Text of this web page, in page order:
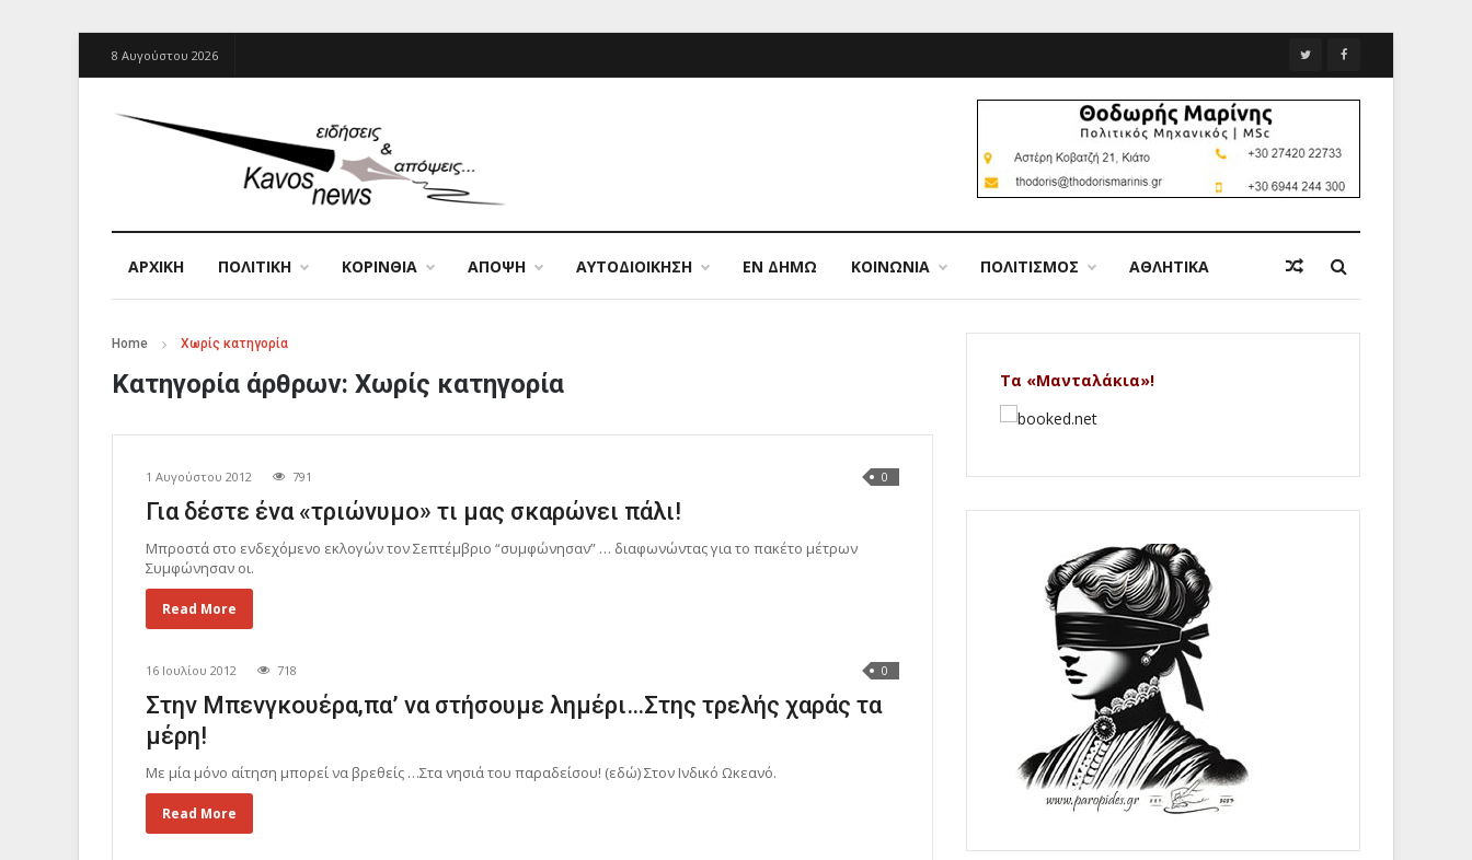
8 Αυγούστου 2026
ΑΡΧΙΚΉ ΠΟΛΙΤΙΚΗ ΚΟΡΙΝΘΙΑ ΑΠΟΨΗ ΑΥΤΟΔΙΟΙΚΗΣΗ ΕΝ ΔΗΜΩ ΚΟΙΝΩΝΙΑ ΠΟΛΙΤΙΣΜΟΣ ΑΘΛΗΤΙΚΑ
Home Χωρίς κατηγορία
Κατηγορία άρθρων: Χωρίς κατηγορία
1 Αυγούστου 2012 791 0
Για δέστε ένα «τριώνυμο» τι μας σκαρώνει πάλι!
Μπροστά στο ενδεχόμενο εκλογών τον Σεπτέμβριο “συμφώνησαν” … διαφωνώντας για το πακέτο μέτρων
Συμφώνησαν οι.
Read More
16 Ιουλίου 2012 718 0
Στην Μπενγκουέρα,πα’ να στήσουμε λημέρι…Στης τρελής χαράς τα
μέρη!
Με μία μόνο αίτηση μπορεί να βρεθείς …Στα νησιά του παραδείσου! (εδώ) Στον Ινδικό Ωκεανό.
Read More
Τα «Μανταλάκια»!